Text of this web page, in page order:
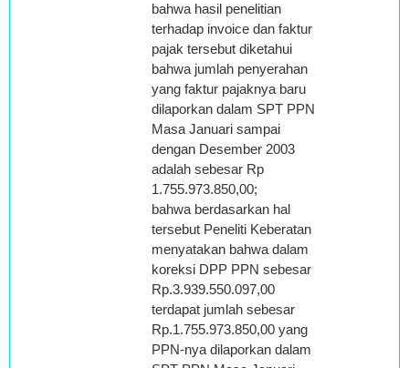
bahwa hasil penelitian
terhadap invoice dan faktur
pajak tersebut diketahui
bahwa jumlah penyerahan
yang faktur pajaknya baru
dilaporkan dalam SPT PPN
Masa Januari sampai
dengan Desember 2003
adalah sebesar Rp
1.755.973.850,00;
bahwa berdasarkan hal
tersebut Peneliti Keberatan
menyatakan bahwa dalam
koreksi DPP PPN sebesar
Rp.3.939.550.097,00
terdapat jumlah sebesar
Rp.1.755.973.850,00 yang
PPN-nya dilaporkan dalam